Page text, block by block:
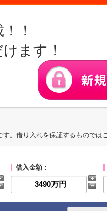
！
ます！
。借り入れを保証するものでは
借入金額：